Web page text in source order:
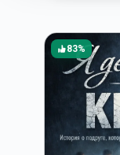
83%